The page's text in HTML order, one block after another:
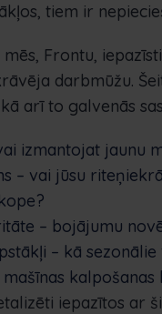
tiem ir
Frontu,
darbmūžu.
arī to galvenās
izmantojat jaunu
– vai jūsu
– bojājumu
– kā
kalpošanas
iepazītos ar